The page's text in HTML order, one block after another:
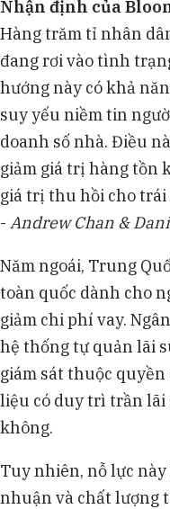
Nhận định của
Hàng trăm tỉ nhân
đang rơi vào tình
hướng này có khả
suy yếu niềm tin
doanh số nhà. Điều
giảm giá trị hàng tồn
giá trị thu hồi cho trái
- Andrew Chan &
Năm ngoái, Trung
toàn quốc dành cho
giảm chi phí vay.
hệ thống tự quản lãi
giám sát thuộc
liệu có duy trì trần lãi
không.
Tuy nhiên, nỗ lực
nhuận và chất lượng